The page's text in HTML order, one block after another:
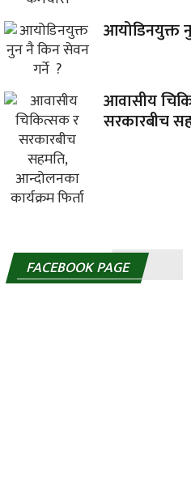
आयोडिनयुक्त
आवासीय
सरकारबीच
FACEBOOK PAGE